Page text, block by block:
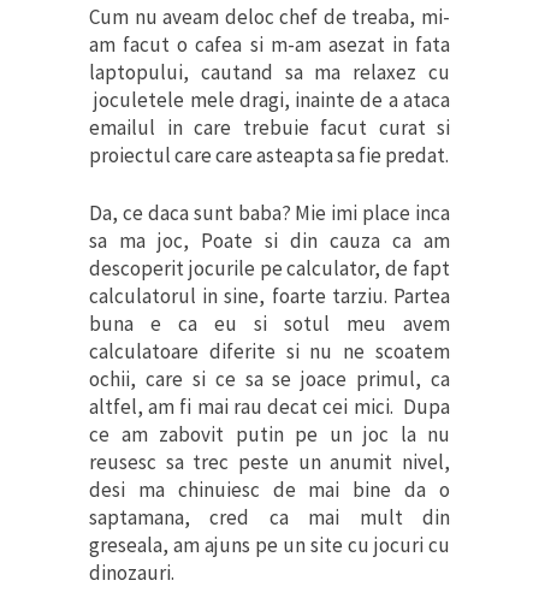
Cum nu aveam deloc chef de treaba, mi-
am facut o cafea si m-am asezat in fata
laptopului, cautand sa ma relaxez cu
joculetele mele dragi, inainte de a ataca
emailul in care trebuie facut curat si
proiectul care care asteapta sa fie predat.
Da, ce daca sunt baba? Mie imi place inca
sa ma joc, Poate si din cauza ca am
descoperit jocurile pe calculator, de fapt
calculatorul in sine, foarte tarziu. Partea
buna e ca eu si sotul meu avem
calculatoare diferite si nu ne scoatem
ochii, care si ce sa se joace primul, ca
altfel, am fi mai rau decat cei mici. Dupa
ce am zabovit putin pe un joc la nu
reusesc sa trec peste un anumit nivel,
desi ma chinuiesc de mai bine da o
saptamana, cred ca mai mult din
greseala, am ajuns pe un site cu jocuri cu
dinozauri.